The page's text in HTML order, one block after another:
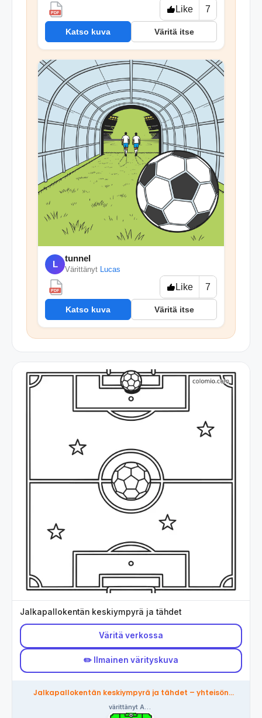
PDF Like 7
Katso kuva Väritä itse
L
tunnel
Värittänyt Lucas
PDF Like 7
Katso kuva Väritä itse
Jalkapallokentän keskiympyrä ja tähdet
Väritä verkossa
✏️ Ilmainen värityskuva
Jalkapallokentän keskiympyrä ja tähdet – yhteisön